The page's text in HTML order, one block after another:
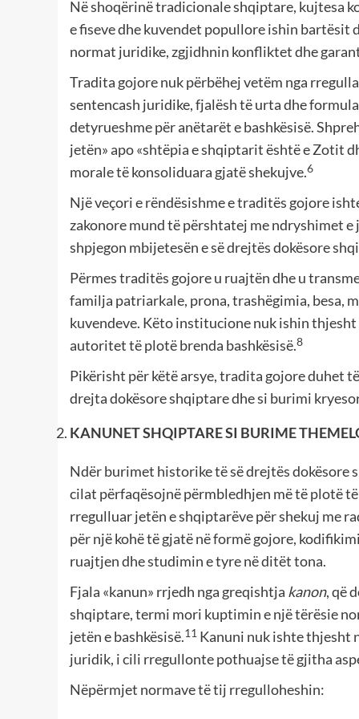
Në shoqërinë tradicionale shqiptare, kujtesa
e fiseve dhe kuvendet popullore ishin bartësit
normat juridike, zgjidhnin konfliktet dhe
Tradita gojore nuk përbëhej vetëm nga
sentencash juridike, fjalësh të urta dhe
detyrueshme për anëtarët e bashkësisë.
jetën» apo «shtëpia e shqiptarit është e Zotit
morale të konsoliduara gjatë shekujve.6
Një veçori e rëndësishme e traditës gojore
zakonore mund të përshtatej me ndryshimet
shpjegon mbijetesën e së drejtës dokësore
Përmes traditës gojore u ruajtën dhe u
familja patriarkale, prona, trashëgimia, besa,
kuvendeve. Këto institucione nuk ishin
autoritet të plotë brenda bashkësisë.8
Pikërisht për këtë arsye, tradita gojore duhet
drejta dokësore shqiptare dhe si burimi
KANUNET SHQIPTARE SI BURIME
Ndër burimet historike të së drejtës dokësore
cilat përfaqësojnë përmbledhjen më të plotë
rregulluar jetën e shqiptarëve për shekuj me
për një kohë të gjatë në formë gojore,
ruajtjen dhe studimin e tyre në ditët tona.
Fjala «kanun» rrjedh nga greqishtja kanon, që
shqiptare, termi mori kuptimin e një tërësie
jetën e bashkësisë.11 Kanuni nuk ishte thjesht
juridik, i cili rregullonte pothuajse të gjitha
Nëpërmjet normave të tij rregulloheshin: